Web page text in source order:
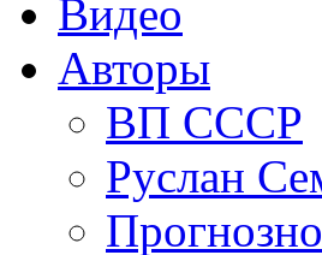
Видео
Авторы
ВП СССР
Руслан